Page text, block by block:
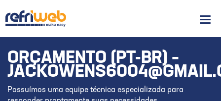
ORÇAMENTO (PT-BR) –
Possuímos uma equipe técnica especializada para